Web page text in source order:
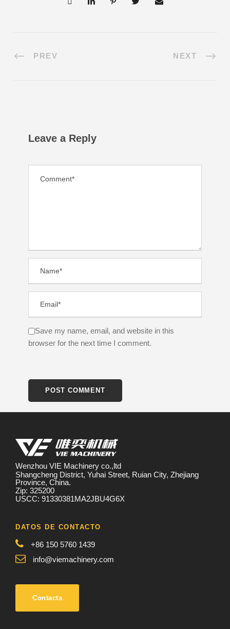
PREV NEXT
Leave a Reply
Save my name, email, and website in this
browser for the next time I comment.
Wenzhou VIE Machinery co.,ltd
Shangcheng District, Yuhai Street, Ruian City, Zhejiang
Province, China.
Zip: 325200
USCC: 91330381MA2JBU4G6X
DATOS DE CONTACTO
+86 150 5760 1439
info@viemachinery.com
Contacta